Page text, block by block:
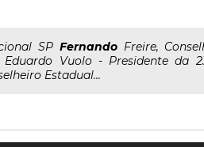
SP FernandoFreire,
Eduardo Vuolo - Presidente da
Estadual...